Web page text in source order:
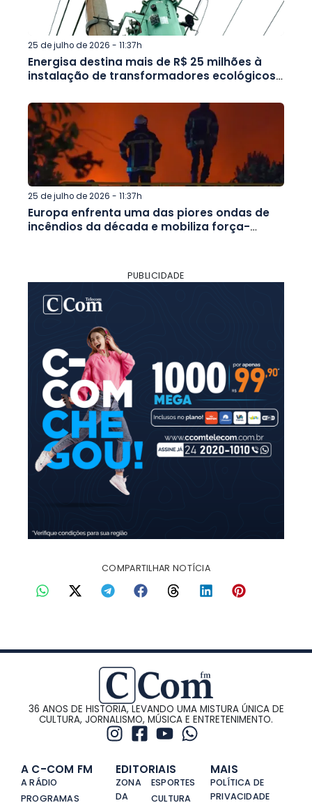
25 de julho de 2026 - 11:37h
Energisa destina mais de R$ 25 milhões à
instalação de transformadores ecológicos
25 de julho de 2026 - 11:37h
Europa enfrenta uma das piores ondas de
incêndios da década e mobiliza força-
PUBLICIDADE
COMPARTILHAR NOTÍCIA
36 ANOS DE HISTORIA, LEVANDO UMA MISTURA ÚNICA DE
CULTURA, JORNALISMO, MÚSICA E ENTRETENIMENTO.
A C-COM FM
A RÁDIO
PROGRAMAS
EDITORIAIS
ZONA
DA
ESPORTES
CULTURA
MAIS
POLÍTICA DE
PRIVACIDADE